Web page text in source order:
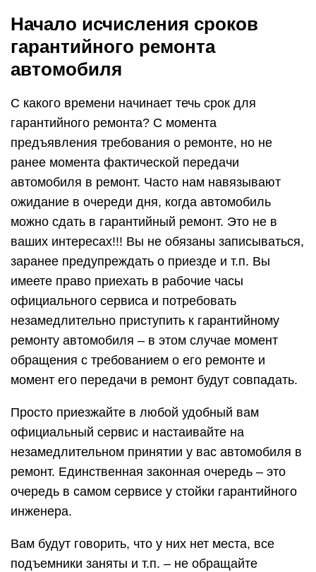
Начало исчисления сроков
гарантийного ремонта
автомобиля
С какого времени начинает течь срок для
гарантийного ремонта? С момента
предъявления требования о ремонте, но не
ранее момента фактической передачи
автомобиля в ремонт. Часто нам навязывают
ожидание в очереди дня, когда автомобиль
можно сдать в гарантийный ремонт. Это не в
ваших интересах!!! Вы не обязаны записываться,
заранее предупреждать о приезде и т.п. Вы
имеете право приехать в рабочие часы
официального сервиса и потребовать
незамедлительно приступить к гарантийному
ремонту автомобиля – в этом случае момент
обращения с требованием о его ремонте и
момент его передачи в ремонт будут совпадать.
Просто приезжайте в любой удобный вам
официальный сервис и настаивайте на
незамедлительном принятии у вас автомобиля в
ремонт. Единственная законная очередь – это
очередь в самом сервисе у стойки гарантийного
инженера.
Вам будут говорить, что у них нет места, все
подъемники заняты и т.п. – не обращайте